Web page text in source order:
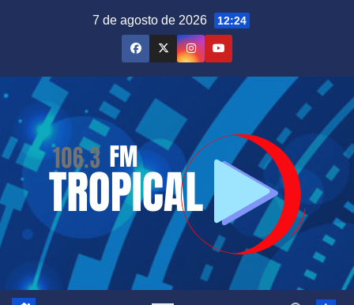
7 de agosto de 2026 12:24